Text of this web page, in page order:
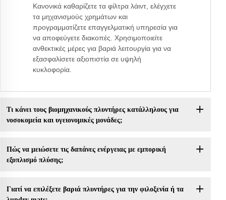
Κανονικά καθαρίζετε τα φίλτρα λάιντ, ελέγχετε
τα μηχανισμούς χρημάτων και
προγραμματίζετε επαγγελματική υπηρεσία για
να αποφεύγετε διακοπές. Χρησιμοποιείτε
ανθεκτικές μέρες για βαριά λειτουργία για να
εξασφαλίσετε αξιοπιστία σε υψηλή
κυκλοφορία.
Τι κάνει τους βιομηχανικούς πλυντήρες κατάλληλους για
νοσοκομεία και υγειονομικές μονάδες;
Πώς να μειώσετε τις δαπάνες ενέργειας με εμπορική
εξοπλισμό πλύσης;
Γιατί να επιλέξετε βαριά πλυντήρες για την φιλοξενία ή τα